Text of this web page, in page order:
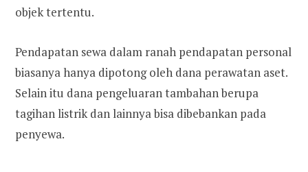
objek tertentu.
Pendapatan sewa dalam ranah pendapatan personal
biasanya hanya dipotong oleh dana perawatan aset.
Selain itu dana pengeluaran tambahan berupa
tagihan listrik dan lainnya bisa dibebankan pada
penyewa.